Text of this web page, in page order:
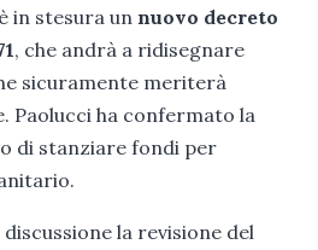
in stesura un nuovo decreto
, che andrà a ridisegnare
sicuramente meriterà
Paolucci ha confermato la
di stanziare fondi per
la revisione del